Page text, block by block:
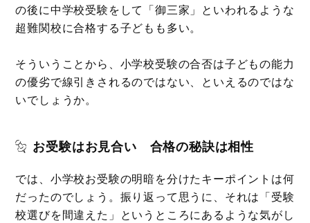
の後に中学校受験をして「御三家」といわれるような
超難関校に合格する子どもも多い。
そういうことから、小学校受験の合否は子どもの能力
の優劣で線引きされるのではない、といえるのではな
いでしょうか。
お受験はお見合い 合格の秘訣は相性
では、小学校お受験の明暗を分けたキーポイントは何
だったのでしょう。振り返って思うに、それは「受験
校選びを間違えた」というところにあるような気がし